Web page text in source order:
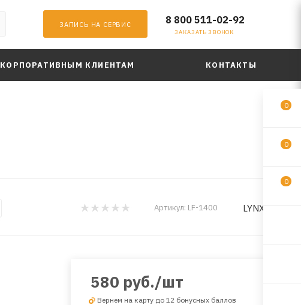
ЗАПИСЬ НА СЕРВИС 8 800 511-02-92
ЗАКАЗАТЬ ЗВОНОК
КОРПОРАТИВНЫМ КЛИЕНТАМ КОНТАКТЫ
Артикул: LF-1400 LYNXauto
580 руб./шт
Вернем на карту до 12 бонусных баллов
0
0
0